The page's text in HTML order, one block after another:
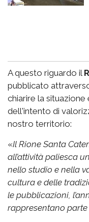
A questo riguardo il
pubblicato
chiarire la
dell'intento di
nostro territorio:
«Il Rione Santa
all’attività paliesca
nello studio e nella
cultura e delle
le pubblicazioni,
rappresentano